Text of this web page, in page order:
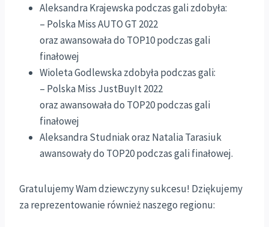
Aleksandra Krajewska podczas gali zdobyła:
– Polska Miss AUTO GT 2022
oraz awansowała do TOP10 podczas gali
finałowej
Wioleta Godlewska zdobyła podczas gali:
– Polska Miss JustBuyIt 2022
oraz awansowała do TOP20 podczas gali
finałowej
Aleksandra Studniak oraz Natalia Tarasiuk
awansowały do TOP20 podczas gali finałowej.
Gratulujemy Wam dziewczyny sukcesu! Dziękujemy
za reprezentowanie również naszego regionu: